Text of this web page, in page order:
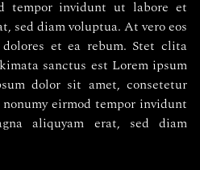
tempor invidunt ut labore et
sed diam voluptua. At vero eos
et ea rebum. Stet clita
sanctus est Lorem ipsum
dolor sit amet, consetetur
eirmod tempor invidunt
aliquyam erat, sed diam